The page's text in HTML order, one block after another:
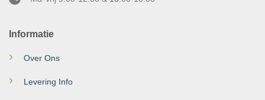
Informatie
Over Ons
Levering Info